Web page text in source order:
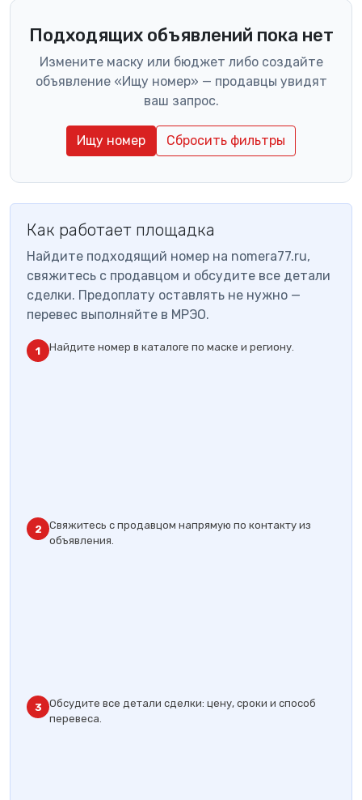
Подходящих объявлений пока нет
Измените маску или бюджет либо создайте
объявление «Ищу номер» — продавцы увидят
ваш запрос.
Ищу номер Сбросить фильтры
Как работает площадка
Найдите подходящий номер на nomera77.ru,
свяжитесь с продавцом и обсудите все детали
сделки. Предоплату оставлять не нужно —
перевес выполняйте в МРЭО.
1 Найдите номер в каталоге по маске и региону.
2
Свяжитесь с продавцом напрямую по контакту из
объявления.
3
Обсудите все детали сделки: цену, сроки и способ
перевеса.